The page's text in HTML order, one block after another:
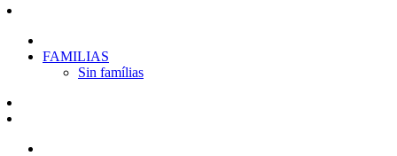
FAMILIAS
Sin famílias